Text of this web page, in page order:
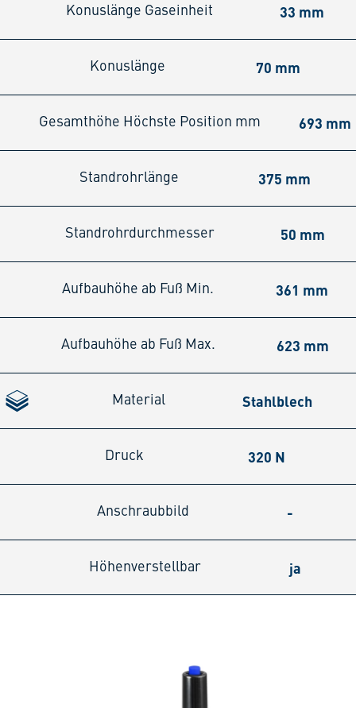
Konuslänge Gaseinheit 33 mm
Konuslänge 70 mm
Gesamthöhe Höchste Position mm 693 mm
Standrohrlänge 375 mm
Standrohrdurchmesser 50 mm
Aufbauhöhe ab Fuß Min. 361 mm
Aufbauhöhe ab Fuß Max. 623 mm
Material Stahlblech
Druck 320 N
Anschraubbild -
Höhenverstellbar ja